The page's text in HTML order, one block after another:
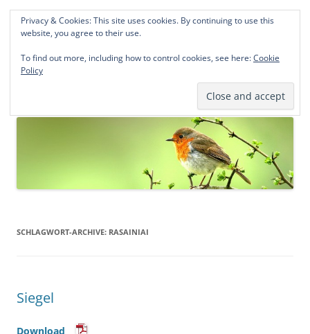
Norddeutsche Genealogien
Michael Kohlhaas und Jens Kirchhoff
springen
SCHLAGWORT-ARCHIVE: RASAINIAI
Siegel
Download
Privacy & Cookies: This site uses cookies. By continuing to use this
website, you agree to their use.
To find out more, including how to control cookies, see here:Cookie
Policy